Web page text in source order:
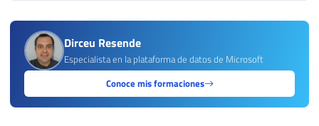
Dirceu Resende
Especialista en la plataforma de datos de Microsoft
Conoce mis formaciones